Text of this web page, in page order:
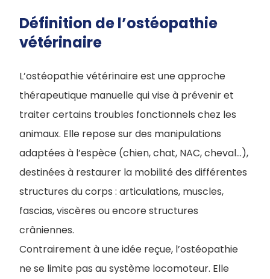
Définition de l’ostéopathie
vétérinaire
L’ostéopathie vétérinaire est une approche
thérapeutique manuelle qui vise à prévenir et
traiter certains troubles fonctionnels chez les
animaux. Elle repose sur des manipulations
adaptées à l’espèce (chien, chat, NAC, cheval…),
destinées à restaurer la mobilité des différentes
structures du corps : articulations, muscles,
fascias, viscères ou encore structures
crâniennes.
Contrairement à une idée reçue, l’ostéopathie
ne se limite pas au système locomoteur. Elle